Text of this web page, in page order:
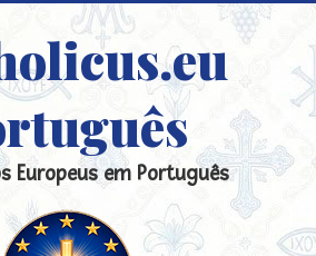
Europeus em Português